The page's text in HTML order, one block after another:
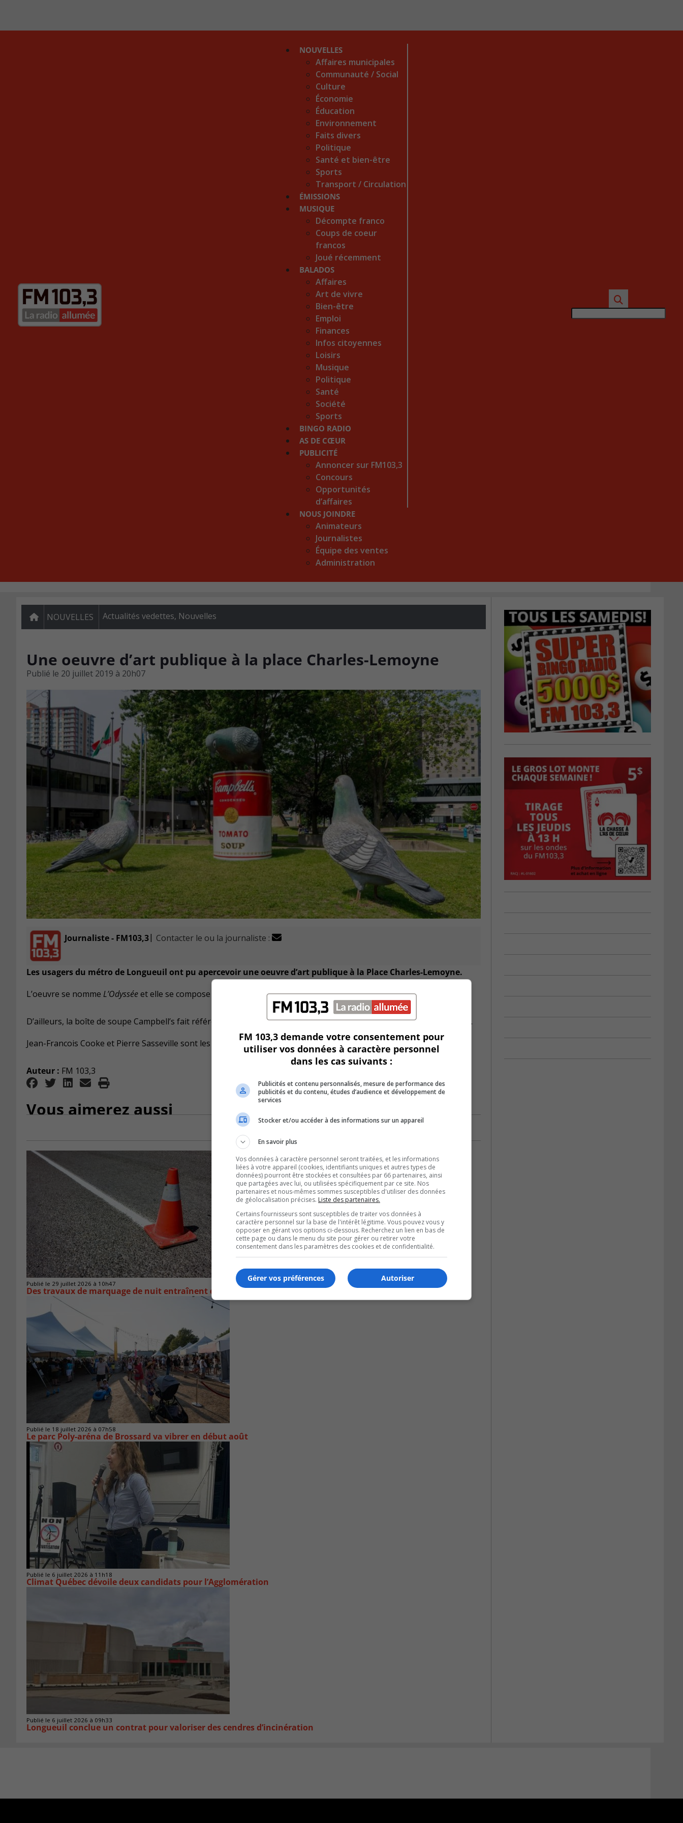
NOUVELLES
Affaires municipales
Communauté / Social
Culture
Économie
Éducation
Environnement
Faits divers
Politique
Santé et bien-être
Sports
Transport / Circulation
ÉMISSIONS
MUSIQUE
Décompte franco
Coups de coeur
francos
Joué récemment
BALADOS
Affaires
Art de vivre
Bien-être
Emploi
Finances
Infos citoyennes
Loisirs
Musique
Politique
Santé
Société
Sports
BINGO RADIO
AS DE CŒUR
PUBLICITÉ
Annoncer sur FM103,3
Concours
Opportunités
d’affaires
NOUS JOINDRE
Animateurs
Journalistes
Équipe des ventes
Administration
NOUVELLES Actualités vedettes, Nouvelles
Une oeuvre d’art publique à la place Charles-Lemoyne
Publié le 20 juillet 2019 à 20h07
Journaliste - FM103,3| Contacter le ou la journaliste :
Les usagers du métro de Longueuil ont pu apercevoir une oeuvre d’art publique à la Place Charles-Lemoyne.
L’oeuvre se nomme L’Odysséeet elle se compose de trois pigeons et d’une canne de soupe Campbell’s géante.
D’ailleurs, la boîte de soupe Campbell’s fait référence à l’artiste américain Andy Warhol dans son mouvement Pop Art.
Jean-Francois Cooke et Pierre Sasseville sont les créateurs de cette oeuvre.
Auteur : FM 103,3
Vous aimerez aussi
Publié le 29 juillet 2026 à 10h47
Des travaux de marquage de nuit entraînent des entraves sur la Rive-Sud
Publié le 18 juillet 2026 à 07h58
Le parc Poly-aréna de Brossard va vibrer en début août
Publié le 6 juillet 2026 à 11h18
Climat Québec dévoile deux candidats pour l’Agglomération
Publié le 6 juillet 2026 à 09h33
Longueuil conclue un contrat pour valoriser des cendres d’incinération
FM 103,3 demande votre consentement pour
utiliser vos données à caractère personnel
dans les cas suivants :
Publicités et contenu personnalisés, mesure de performance des
publicités et du contenu, études d’audience et développement de
services
Stocker et/ou accéder à des informations sur un appareil
En savoir plus
Vos données à caractère personnel seront traitées, et les informations
liées à votre appareil (cookies, identifiants uniques et autres types de
données) pourront être stockées et consultées par 66 partenaires, ainsi
que partagées avec lui, ou utilisées spécifiquement par ce site. Nos
partenaires et nous-mêmes sommes susceptibles d'utiliser des données
de géolocalisation précises. Liste des partenaires.
Certains fournisseurs sont susceptibles de traiter vos données à
caractère personnel sur la base de l'intérêt légitime. Vous pouvez vous y
opposer en gérant vos options ci-dessous. Recherchez un lien en bas de
cette page ou dans le menu du site pour gérer ou retirer votre
consentement dans les paramètres des cookies et de confidentialité.
Autoriser
Gérer vos préférences